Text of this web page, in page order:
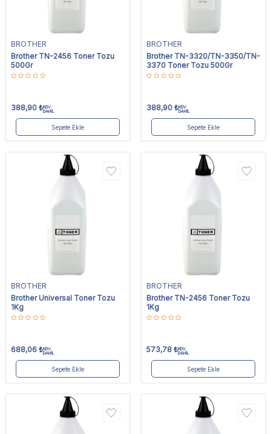
BROTHER
Brother TN-2456 Toner Tozu
500Gr
388,90 ₺KDV
DAHİL
Sepete Ekle
BROTHER
Brother TN-3320/TN-3350/TN-
3370 Toner Tozu 500Gr
388,90 ₺KDV
DAHİL
Sepete Ekle
BROTHER
Brother Universal Toner Tozu
1Kg
688,06 ₺KDV
DAHİL
Sepete Ekle
BROTHER
Brother TN-2456 Toner Tozu
1Kg
573,78 ₺KDV
DAHİL
Sepete Ekle